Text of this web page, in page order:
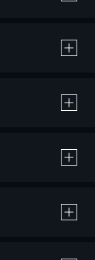
購入 / レンタルです。